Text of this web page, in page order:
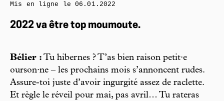
2022 va être top moumoute.
Bélier : Tu hibernes ? T’as bien raison petit·e
ourson·ne – les prochains mois s’annoncent rudes.
Assure-toi juste d’avoir ingurgité assez de raclette.
Et règle le réveil pour mai, pas avril… Tu rateras
Mis en ligne le06.01.2022